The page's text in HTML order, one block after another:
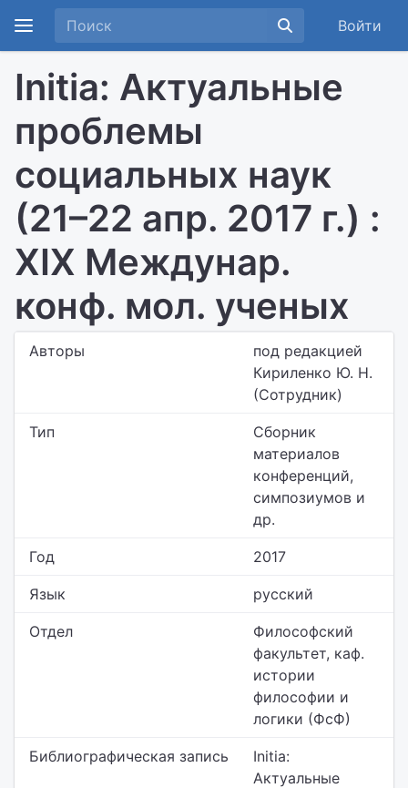
Войти
Initia: Актуальные
проблемы
социальных наук
(21–22 апр. 2017 г.) :
XIX Междунар.
конф. мол. ученых
Авторы
под редакцией
Кириленко Ю. Н.
(Сотрудник)
Тип
Сборник
материалов
конференций,
симпозиумов и
др.
Год 2017
Язык русский
Отдел
Философский
факультет, каф.
истории
философии и
логики (ФсФ)
Библиографическая запись
Initia:
Актуальные